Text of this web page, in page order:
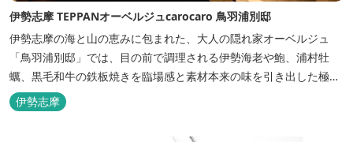
伊勢志摩 TEPPANオーベルジュcarocaro 鳥羽浦別邸
伊勢志摩の海と山の恵みに包まれた、大人の隠れ家オーベルジュ
「鳥羽浦別邸」では、目の前で調理される伊勢海老や鮑、浦村牡
蠣、黒毛和牛の鉄板焼きを臨場感と素材本来の味を引き出した極上
のお料理でご堪能いただけます。露天風呂付きなど6タイプの個性
的な客室で、特別なひとときを大切な人と共にお過ごしくださいま
せ。美食と温泉、上質な空間で贅沢な体験をお届けいたします。
伊勢志摩